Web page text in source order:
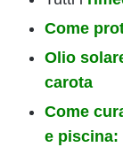
Come
Olio
carota
Come
e piscina: